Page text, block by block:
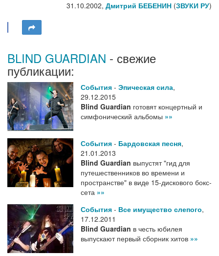
31.10.2002, Дмитрий БЕБЕНИН (ЗВУКИ РУ)
BLIND GUARDIAN - свежие
публикации:
События - Эпическая сила,
29.12.2015
Blind Guardian готовят концертный и
симфонический альбомы »»
События - Бардовская песня,
21.01.2013
Blind Guardian выпустят "гид для
путешественников во времени и
пространстве" в виде 15-дискового бокс-
сета »»
События - Все имущество слепого,
17.12.2011
Blind Guardian в честь юбилея
выпускают первый сборник хитов »»